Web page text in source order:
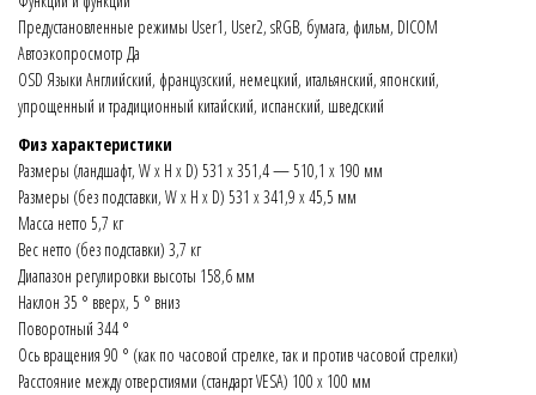
Предустановленные режимы User1, User2, sRGB, бумага, фильм, DICOM
Автоэкопросмотр Да
OSD Языки Английский, французский, немецкий, итальянский, японский,
упрощенный и традиционный китайский, испанский, шведский
Физ характеристики
Размеры (ландшафт, W x H x D) 531 x 351,4 — 510,1 x 190 мм
Размеры (без подставки, W x H x D) 531 x 341,9 x 45,5 мм
Масса нетто 5,7 кг
Вес нетто (без подставки) 3,7 кг
Диапазон регулировки высоты 158,6 мм
Наклон 35 ° вверх, 5 ° вниз
Поворотный 344 °
Ось вращения 90 ° (как по часовой стрелке, так и против часовой стрелки)
Расстояние между отверстиями (стандарт VESA) 100 x 100 мм